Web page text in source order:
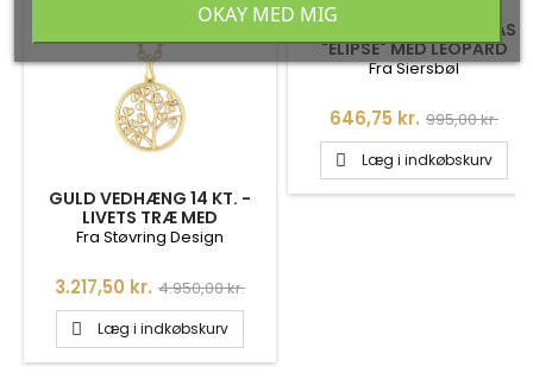
GULD VEDHÆNG 14 KT. -
LIVETS TRÆ MED
BRILLANTER I CIRKEL INKL.
76257997
Fra Støvring Design
Pris
3.217,50 kr. Normalpris
4.950,00 kr.
 Læg i indkøbskurv
SIERSBØL SHAPE SØLV LÅS -
"ELIPSE" MED LEOPARD
MØNSTER
Fra Siersbøl
Pris
646,75 kr. Normalpris
995,00 kr.
 Læg i indkøbskurv
OKAY MED MIG